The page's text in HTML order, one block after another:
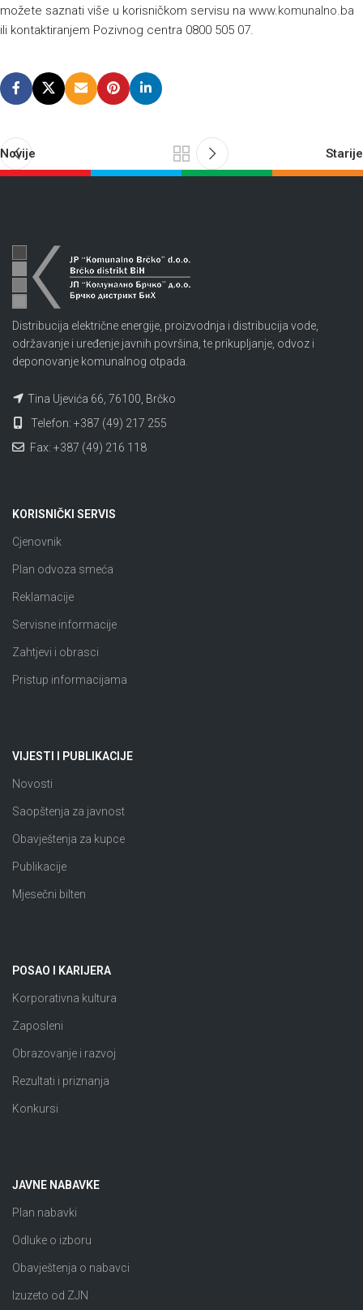
možete saznati više u korisničkom servisu na www.komunalno.ba
ili kontaktiranjem Pozivnog centra 0800 505 07.
Novije Starije
Distribucija električne energije, proizvodnja i distribucija vode,
održavanje i uređenje javnih površina, te prikupljanje, odvoz i
deponovanje komunalnog otpada.
Tina Ujevića 66, 76100, Brčko
Telefon: +387 (49) 217 255
Fax: +387 (49) 216 118
KORISNIČKI SERVIS
Cjenovnik
Plan odvoza smeća
Reklamacije
Servisne informacije
Zahtjevi i obrasci
Pristup informacijama
VIJESTI I PUBLIKACIJE
Novosti
Saopštenja za javnost
Obavještenja za kupce
Publikacije
Mjesečni bilten
POSAO I KARIJERA
Korporativna kultura
Zaposleni
Obrazovanje i razvoj
Rezultati i priznanja
Konkursi
JAVNE NABAVKE
Plan nabavki
Odluke o izboru
Obavještenja o nabavci
Izuzeto od ZJN